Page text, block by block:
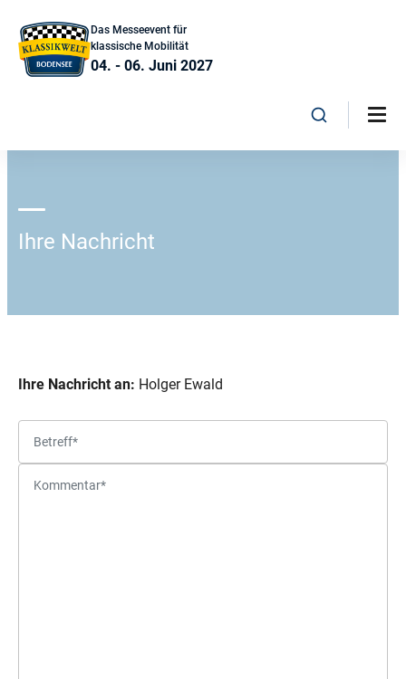
Das Messeevent für
klassische Mobilität
04. - 06. Juni 2027
Ihre Nachricht
Ihre Nachricht an: Holger Ewald